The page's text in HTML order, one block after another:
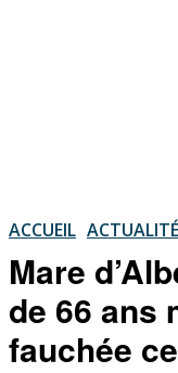
ACCUEIL
Mare
de 66 ans
fauchée